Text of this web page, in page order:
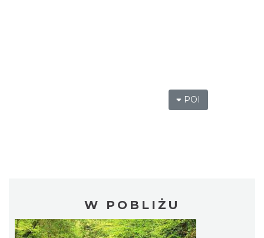
POI
W POBLIŻU